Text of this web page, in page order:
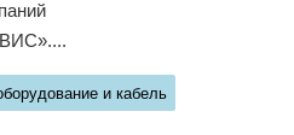
и кабель